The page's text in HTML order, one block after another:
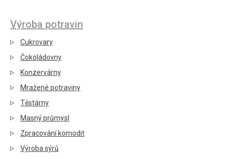
Výroba potravin
Cukrovary
Čokoládovny
Konzervárny
Mražené potraviny
Těstárny
Masný průmysl
Zpracování komodit
Výroba sýrů